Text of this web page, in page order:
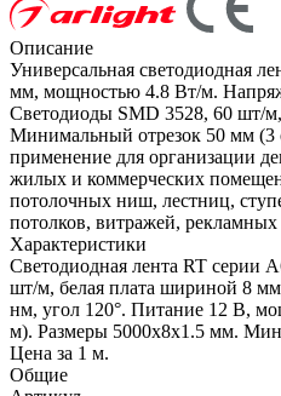
Описание
Универсальная светодиодная
мм, мощностью 4.8 Вт/м.
Светодиоды SMD 3528, 60 шт/м,
Минимальный отрезок 50 мм (3
применение для организации
жилых и коммерческих
потолочных ниш, лестниц,
потолков, витражей,
Характеристики
Светодиодная лента RT серии
шт/м, белая плата шириной 8
нм, угол 120°. Питание 12 В,
м). Размеры 5000x8x1.5 мм.
Цена за 1 м.
Общие